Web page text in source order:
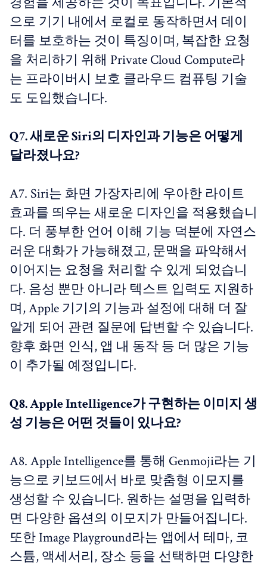
으로 기기 내에서 로컬로 동작하면서 데이
터를 보호하는 것이 특징이며, 복잡한 요청
을 처리하기 위해 Private Cloud Compute라
는 프라이버시 보호 클라우드 컴퓨팅 기술
도 도입했습니다.
Q7. 새로운 Siri의 디자인과 기능은 어떻게
달라졌나요?
A7. Siri는 화면 가장자리에 우아한 라이트
효과를 띄우는 새로운 디자인을 적용했습니
다. 더 풍부한 언어 이해 기능 덕분에 자연스
러운 대화가 가능해졌고, 문맥을 파악해서
이어지는 요청을 처리할 수 있게 되었습니
다. 음성 뿐만 아니라 텍스트 입력도 지원하
며, Apple 기기의 기능과 설정에 대해 더 잘
알게 되어 관련 질문에 답변할 수 있습니다.
향후 화면 인식, 앱 내 동작 등 더 많은 기능
이 추가될 예정입니다.
Q8. Apple Intelligence가 구현하는 이미지 생
성 기능은 어떤 것들이 있나요?
A8. Apple Intelligence를 통해 Genmoji라는 기
능으로 키보드에서 바로 맞춤형 이모지를
생성할 수 있습니다. 원하는 설명을 입력하
면 다양한 옵션의 이모지가 만들어집니다.
또한 Image Playground라는 앱에서 테마, 코
스튬, 액세서리, 장소 등을 선택하면 다양한